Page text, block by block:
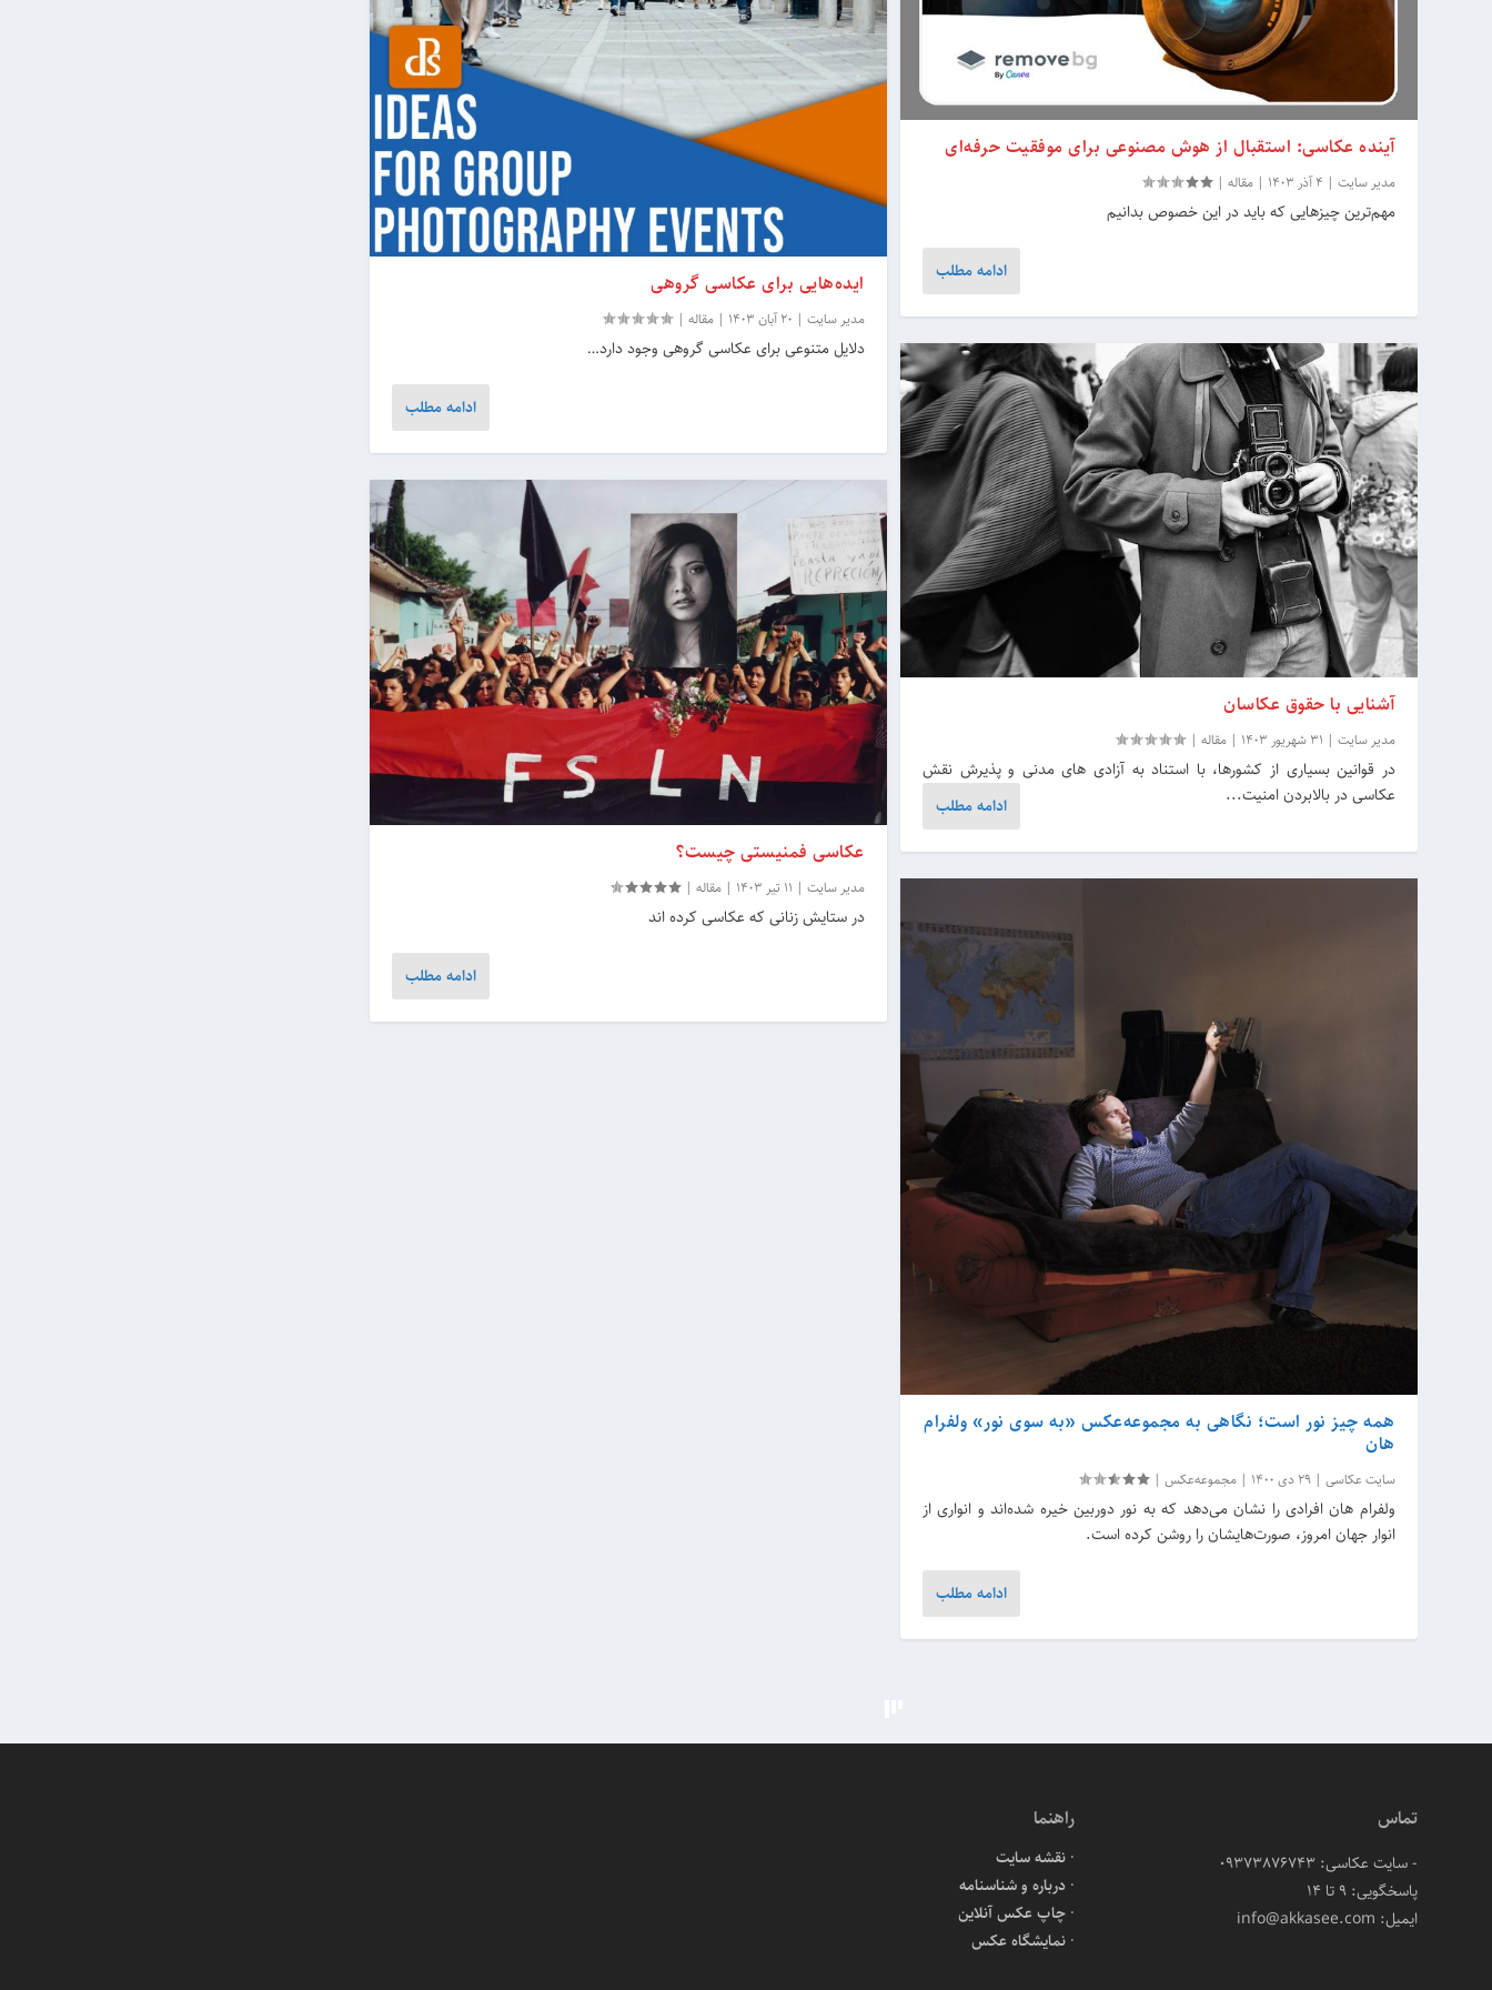
آینده عکاسی: استقبال از هوش مصنوعی برای موفقیت حرفه‌ای
مدیر سایت | 4 آذر 1403 |مقاله |
مهم‌ترین چیزهایی که باید در این خصوص بدانیم
ادامه مطلب
آشنایی با حقوق عکاسان
مدیر سایت | 31 شهریور 1403 |مقاله |
در قوانین بسیاری از کشورها،‌ با استناد به آزادی های مدنی و پذیرش نقش
عکاسی در بالابردن امنیت...
ادامه مطلب
همه چیز نور است؛ نگاهی به مجموعه‌عکس «به سوی نور» ولفرام
هان
سایت عکاسی |29 دی 1400 |مجموعه‌عکس |
ولفرام هان افرادی را نشان می‌دهد که به نور دوربین خیره شده‌اند و انواری از
انوار جهان امروز، صورت‌هایشان را روشن کرده است.
ادامه مطلب
ایده‌هایی برای عکاسی گروهی
مدیر سایت | 20 آبان 1403 |مقاله |
دلایل متنوعی برای عکاسی گروهی وجود دارد…
ادامه مطلب
عکاسی فمنیستی چیست؟
مدیر سایت | 11 تیر 1403 |مقاله |
در ستایش زنانی که عکاسی کرده اند
ادامه مطلب
تماس
- سایت عکاسی: 09373876743
پاسخگویی: ۹ تا ۱۴
ایمیل: info@akkasee.com
راهنما
نقشه سایت
درباره و شناسنامه
چاپ عکس آنلاین
نمایشگاه عکس